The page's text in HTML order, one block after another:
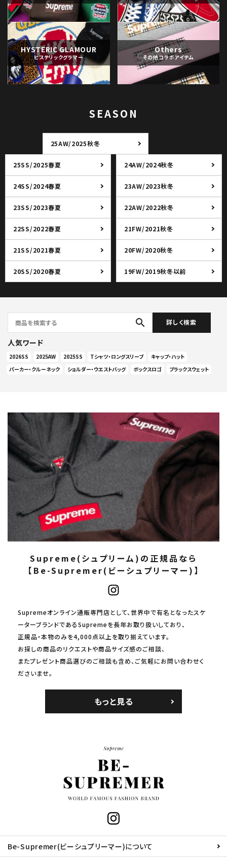
HYSTERIC GLAMOUR
ヒステリックグラマー
Others
その他コラボアイテム
SEASON
25AW/2025秋冬
25SS/2025春夏 24AW/2024秋冬
24SS/2024春夏 23AW/2023秋冬
23SS/2023春夏 22AW/2022秋冬
22SS/2022春夏 21FW/2021秋冬
21SS/2021春夏 20FW/2020秋冬
20SS/2020春夏 19FW/2019秋冬以前
search 詳しく検索
人気ワード
2026SS 2025AW 2025SS Tシャツ・ロングスリーブ
キャップ・ハット
パーカー・クルーネック
ショルダー・ウエストバッグ ボックスロゴ ブラックスウェット
Supreme(シュプリーム)の正規品なら
【Be-Supremer(ビーシュプリーマー)】
Supremeオンライン通販専門店として、世界中で有名となったスケ
ーターブランドであるSupremeを長年お取り扱いしており、
正規品・本物のみを4,000点以上を取り揃えています。
お探しの商品のリクエストや商品サイズ感のご相談、
またプレゼント商品選びのご相談も含め、ご気軽にお問い合わせく
ださいませ。
もっと見る
Be-Supremer(ビーシュプリーマー)について